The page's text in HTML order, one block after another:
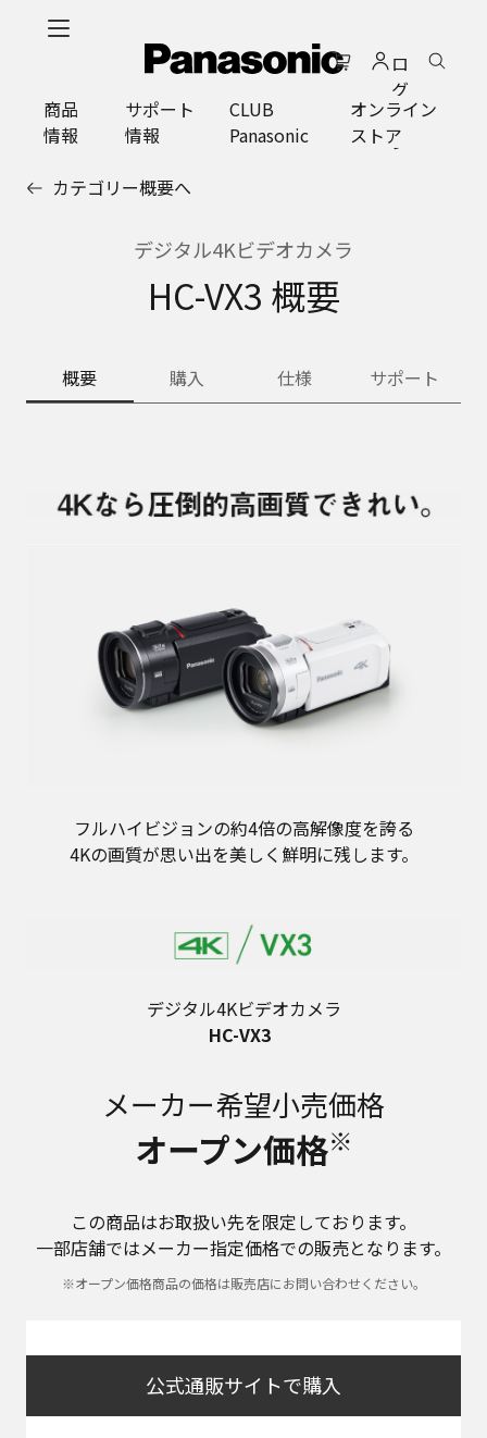
ロ
グ
イ
ン
商品
情報
サポート
情報
CLUB
Panasonic
オンライン
ストア
カテゴリー概要へ
デジタル4Kビデオカメラ
HC-VX3 概要
概要 購入 仕様 サポート
フルハイビジョンの約4倍の高解像度を誇る
4Kの画質が思い出を美しく鮮明に残します。
デジタル4Kビデオカメラ
HC-VX3
メーカー希望小売価格
オープン価格※
この商品はお取扱い先を限定しております。
一部店舗ではメーカー指定価格での販売となります。
※オープン価格商品の価格は販売店にお問い合わせください。
公式通販サイトで購入